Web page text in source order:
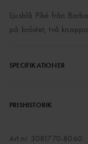
Ljusblå Piké från
på bröstet, två
SPECIFIKATIONER
PRISHISTORIK
Art.nr. 3081770-8060